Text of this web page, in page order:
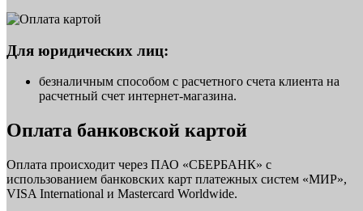
Для юридических лиц:
безналичным способом с расчетного счета клиента на
расчетный счет интернет-магазина.
Оплата банковской картой
Оплата происходит через ПАО «СБЕРБАНК» с
использованием банковских карт платежных систем «МИР»,
VISA International и Mastercard Worldwide.